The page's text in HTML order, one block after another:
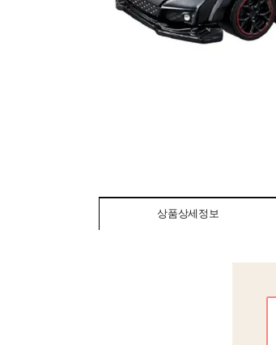
상품상세정보